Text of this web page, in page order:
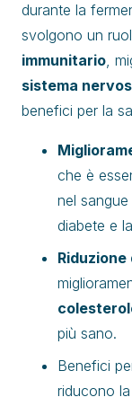
durante la
svolgono un
immunitario,
sistema
benefici per la
che è
nel
diabete e
più sano.
Benefici
riducono